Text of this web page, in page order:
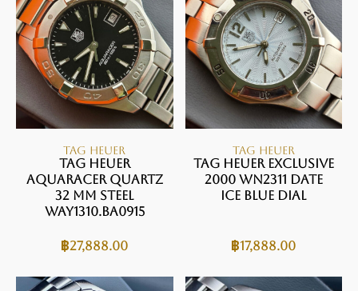
TAG HEUER
TAG HEUER
AQUARACER Quartz
32 mm Steel
WAY1310.BA0915
฿27,888.00
TAG HEUER
TAG HEUER Exclusive
2000 WN2311 Date
Ice blue Dial
฿17,888.00